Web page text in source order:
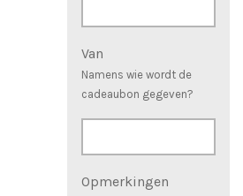
Van
Namens wie wordt de
cadeaubon gegeven?
Opmerkingen